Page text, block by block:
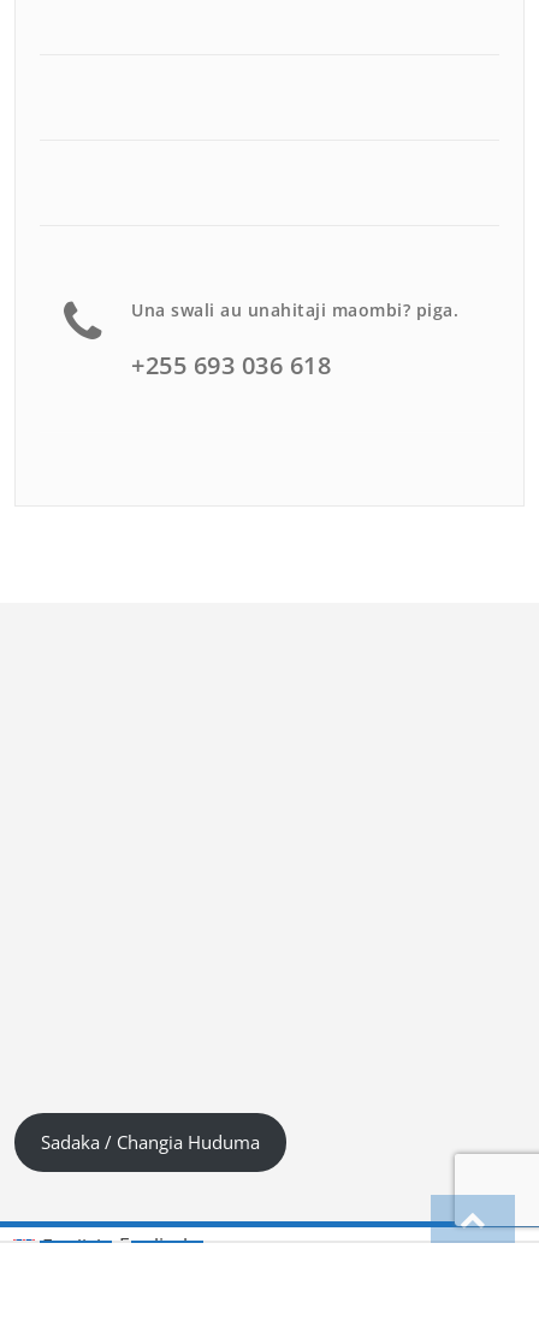
Una swali au unahitaji maombi? piga.
+255 693 036 618
Sadaka / Changia Huduma
English( Englisch)